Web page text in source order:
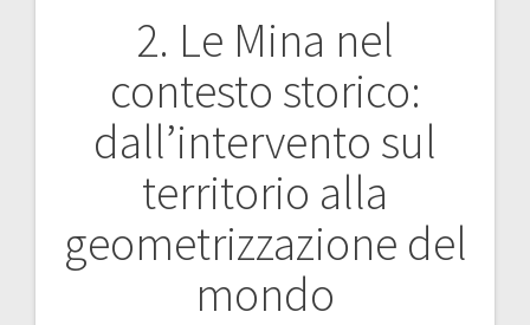
2. Le Mina nel
contesto storico:
dall’intervento sul
territorio alla
geometrizzazione del
mondo